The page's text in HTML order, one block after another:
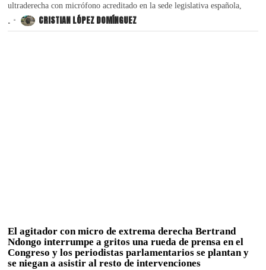
ultraderecha con micrófono acreditado en la sede legislativa española,
. CRISTIAN LÓPEZ DOMÍNGUEZ
El agitador con micro de extrema derecha Bertrand
Ndongo interrumpe a gritos una rueda de prensa en el
Congreso y los periodistas parlamentarios se plantan y
se niegan a asistir al resto de intervenciones